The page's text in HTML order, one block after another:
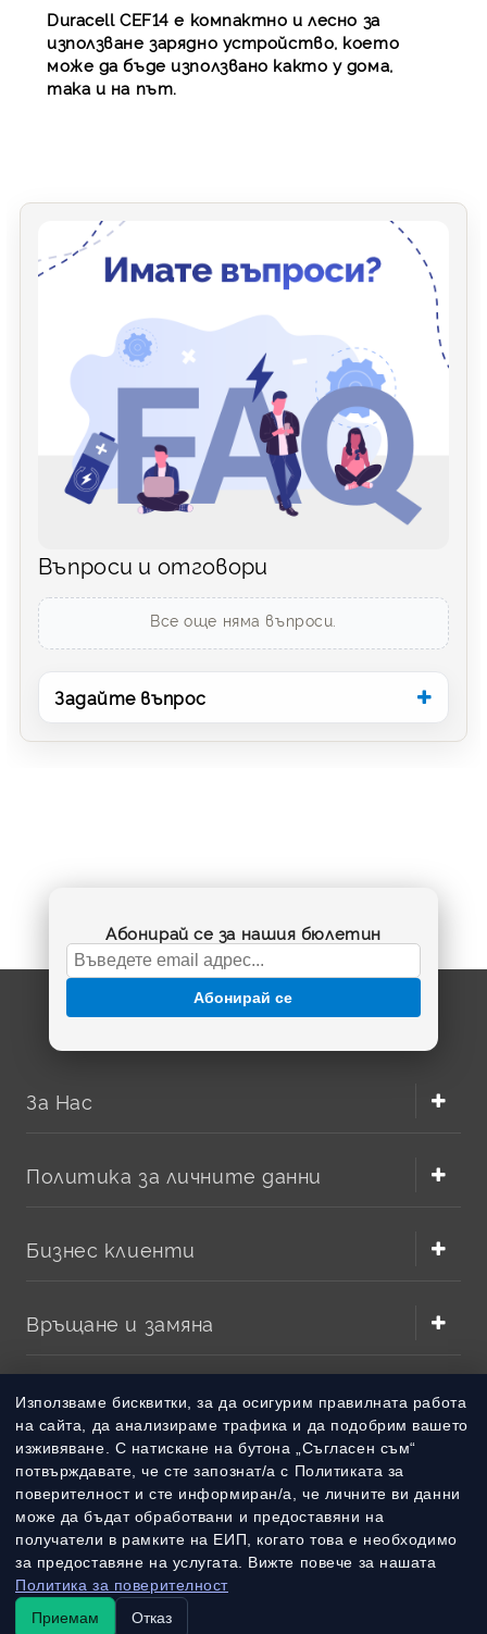
Използваме бисквитки, за да осигурим правилната работа
на сайта, да анализираме трафика и да подобрим вашето
изживяване. С натискане на бутона „Съгласен съм“
потвърждавате, че сте запознат/а с Политиката за
поверителност и сте информиран/а, че личните ви данни
може да бъдат обработвани и предоставяни на
получатели в рамките на ЕИП, когато това е необходимо
за предоставяне на услугата. Вижте повече за нашата
Политика за поверителност
Приемам
Отказ
Duracell CEF14 е компактно и лесно за
използване зарядно устройство, което
може да бъде използвано както у дома,
така и на път.
Въпроси и отговори
Все още няма въпроси.
Задайте въпрос
Абонирай се за нашия бюлетин
Абонирай се
За Нас
Политика за личните данни
Бизнес клиенти
Връщане и замяна
Методи на плащане
Методи на доставка
© 2010 – 2026 Всички права запазени